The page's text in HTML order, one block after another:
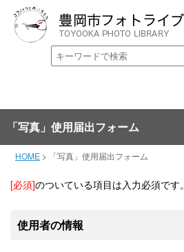
「写真」使用届出フォーム
HOME > 「写真」使用届出フォーム
[必須]のついている項目は入力必須です。
使用者の情報